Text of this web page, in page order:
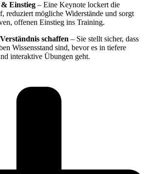
Einstieg – Eine Keynote lockert die
reduziert mögliche Widerstände und sorgt
offenen Einstieg ins Training.
schaffen – Sie stellt sicher, dass
Wissensstand sind, bevor es in tiefere
interaktive Übungen geht.